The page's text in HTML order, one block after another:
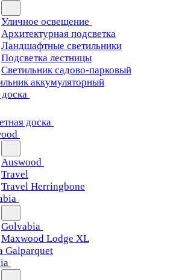
Уличное освещение
Архитектурная подсветка
Ландшафтные светильники
Подсветка лестницы
Светильник садово-парковый
аккумуляторный
доска
Auswood
Travel
Travel Herringbone
Golvabia
Maxwood Lodge XL
Galparquet